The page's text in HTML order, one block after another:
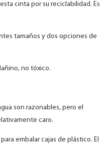
cinta por su reciclabilidad. Es
tamaños y dos opciones de
no tóxico.
son razonables, pero el
caro.
embalar cajas de plástico. El